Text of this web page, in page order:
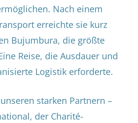
Nach einem
erreichte sie kurz
Bujumbura, die größte
Reise, die Ausdauer und
Logistik erforderte.
starken Partnern –
der Charité-